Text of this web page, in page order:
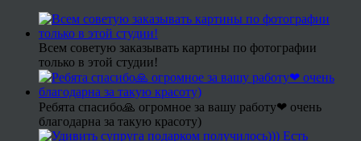
Всем советую заказывать картины по фотографии
только в этой студии!
Ребята спасибо🙏 огромное за вашу работу❤ очень
благодарна за такую красоту)